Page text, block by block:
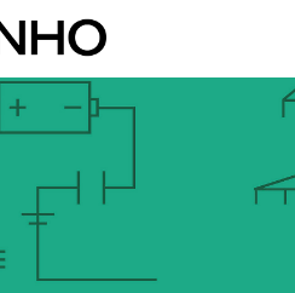
verdikjeder